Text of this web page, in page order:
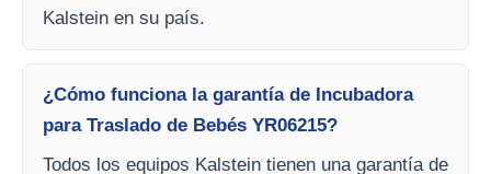
Kalstein en su país.
¿Cómo funciona la garantía de Incubadora
para Traslado de Bebés YR06215?
Todos los equipos Kalstein tienen una garantía de